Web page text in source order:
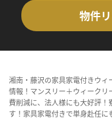
物件
湘南・藤沢の家具家電付きウ
情報！マンスリー＋ウィークリ
費削減に、法人様にも大好評！
す！家具家電付きで単身赴任に